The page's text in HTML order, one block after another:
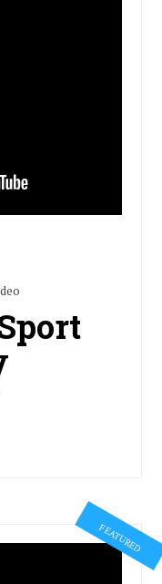
FEATURED